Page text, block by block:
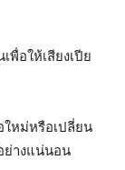
พื่อให้เสียงเปีย
หม่หรือเปลี่ยน
ย่างแน่นอน